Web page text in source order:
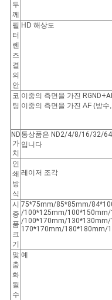
PRIVACY
POLICY
두
께
필
터
렌
즈
결
의
안
HD 해상도
코
팅
이중의 측면을 가진
이중의 측면을 가진 AF (방
ND
가
치
통상품은 ND2/4/8/16/32/
입니다
인
쇄
방
식
레이저 조각
시
중
품
크
기
75*75mm/85*85mm/
/100*125mm/
/100*170mm/
170*170mm/180*180mm/
맞
춤
화
될
수
예